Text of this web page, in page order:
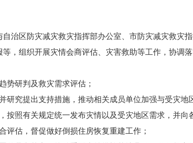
区防灾减灾救灾指挥部办公室、市防灾减灾救灾
，组织开展灾情会商评估、灾害救助等工作，协调
研判及救灾需求评估；
究提出支持措施，推动相关成员单位加强与受灾地
照有关规定统一发布灾情以及受灾地区需求，并向
估，督促做好倒损住房恢复重建工作；